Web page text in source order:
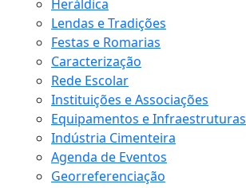
Heráldica
Lendas e Tradições
Festas e Romarias
Caracterização
Rede Escolar
Instituições e Associações
Equipamentos e Infraestruturas
Indústria Cimenteira
Agenda de Eventos
Georreferenciação